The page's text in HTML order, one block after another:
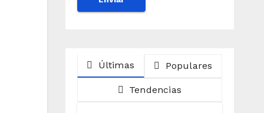
Últimas Populares
Tendencias